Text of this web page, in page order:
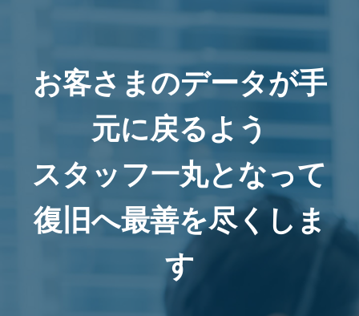
お客さまのデータが手
元に戻るよう
スタッフ一丸となって
復旧へ最善を尽くしま
す